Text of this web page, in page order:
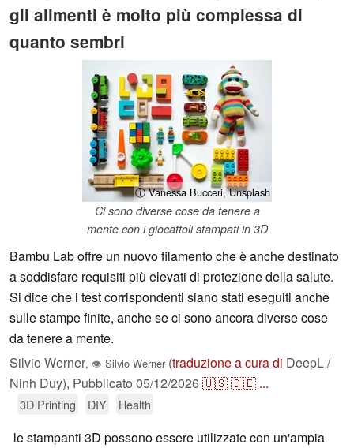
gli alimenti è molto più complessa di
quanto sembri
ⓘ Vanessa Bucceri, Unsplash
Ci sono diverse cose da tenere a
mente con i giocattoli stampati in 3D
Bambu Lab offre un nuovo filamento che è anche destinato
a soddisfare requisiti più elevati di protezione della salute.
Si dice che i test corrispondenti siano stati eseguiti anche
sulle stampe finite, anche se ci sono ancora diverse cose
da tenere a mente.
Silvio Werner, 👁 Silvio Werner (traduzione a cura di DeepL /
Ninh Duy), Pubblicato 05/12/2026🇺🇸🇩🇪 ...
3D Printing DIY Health
le stampanti 3D possono essere utilizzate con un'ampia